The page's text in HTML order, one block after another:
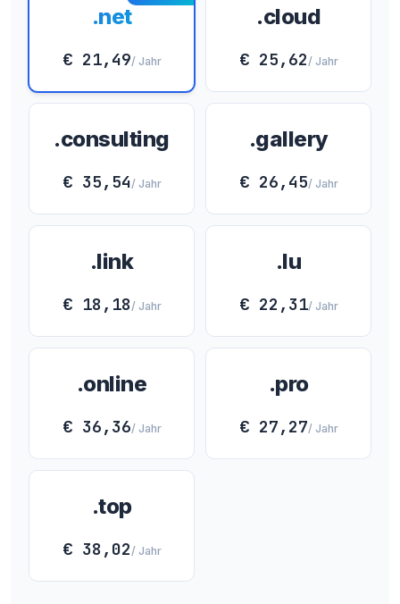
.net
€ 21,49/ Jahr
.cloud
€ 25,62 / Jahr
.consulting
€ 35,54/ Jahr
.gallery
€ 26,45/ Jahr
.link
€ 18,18 / Jahr
.lu
€ 22,31/ Jahr
.online
€ 36,36/ Jahr
.pro
€ 27,27/ Jahr
.top
€ 38,02 / Jahr